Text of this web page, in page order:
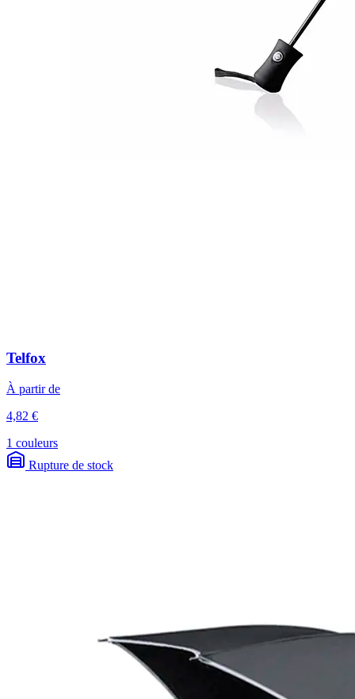
Telfox
À partir de
4,82 €
1 couleurs
Rupture de stock